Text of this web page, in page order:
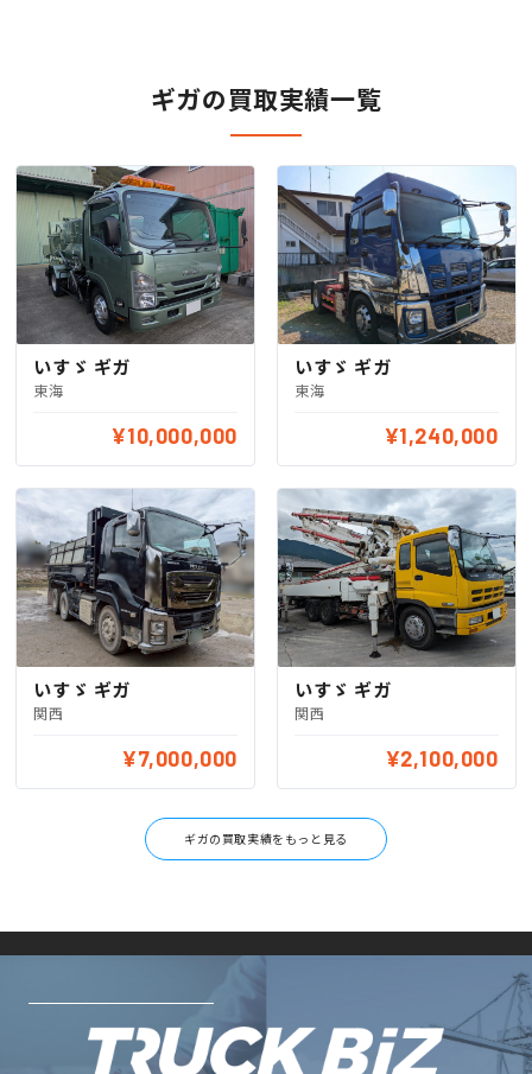
ギガの買取実績一覧
いすゞ ギガ
東海
¥10,000,000
いすゞ ギガ
東海
¥1,240,000
いすゞ ギガ
関西
¥7,000,000
いすゞ ギガ
関西
¥2,100,000
ギガの買取実績をもっと見る